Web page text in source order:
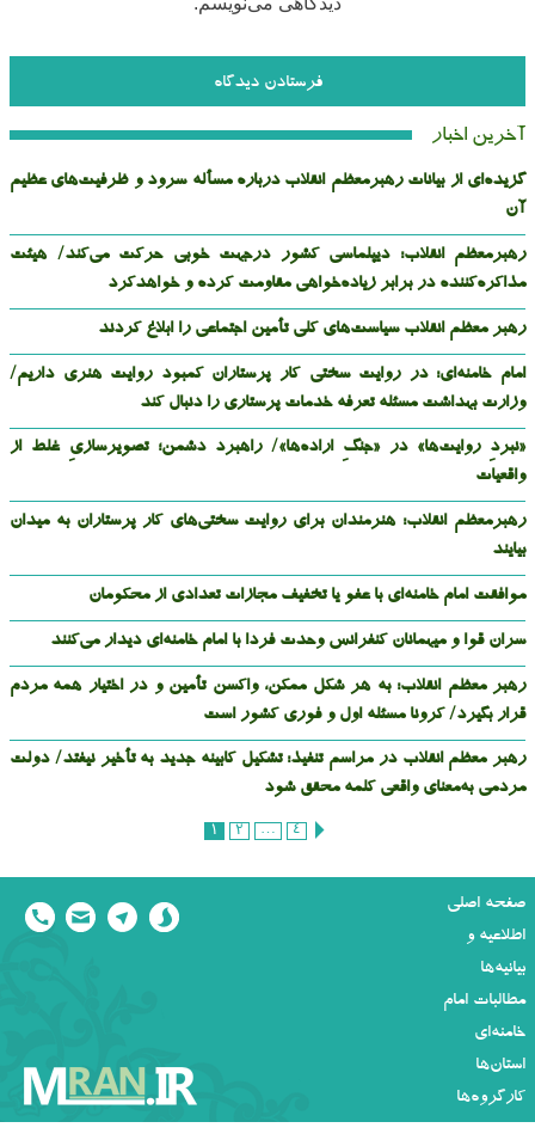
آخرین اخبار
گزیده‌ای از بیانات رهبرمعظم انقلاب درباره مسأله سرود و ظرفیت‌های عظیم
آن
رهبرمعظم انقلاب: دیپلماسی کشور درجهت خوبی حرکت می‌کند/ هیئت
مذاکره‌کننده در برابر زیاده‌خواهی مقاومت کرده و خواهدکرد
رهبر معظم انقلاب سیاست‌های کلی تأمین اجتماعی را ابلاغ کردند
امام خامنه‌ای: در روایت سختی‌ کار پرستاران کمبود روایت هنری داریم/
وزارت بهداشت مسئله‌ تعرفه‌ خدمات پرستاری را دنبال کند
«نبردِ روایت‌ها» در «جنگِ اراده‌ها»/ راهبرد دشمن؛ تصویرسازیِ غلط از
واقعیات
رهبرمعظم انقلاب: هنرمندان برای روایت سختی‌های کار پرستاران به میدان
بیایند
موافقت امام خامنه‌ای با عفو یا تخفیف مجازات تعدادی از محکومان
سران قوا و میهمانان کنفرانس وحدت فردا با امام خامنه‌ای دیدار می‌کنند
رهبر معظم انقلاب: به هر شکل ممکن، واکسن تأمین و در اختیار همه مردم
قرار بگیرد/ کرونا مسئله اول و فوری کشور است
رهبر معظم انقلاب در مراسم تنفیذ: تشکیل کابینه جدید به تأخیر نیفتد/ دولت
مردمی به‌معنای واقعی کلمه محقق شود
نوشته‌ها
1 2 … 4
صفحه اصلی
اطلاعیه و
بیانیه‌ها
مطالبات امام
خامنه‌ای
استان‌ها
کارگروه‌ها